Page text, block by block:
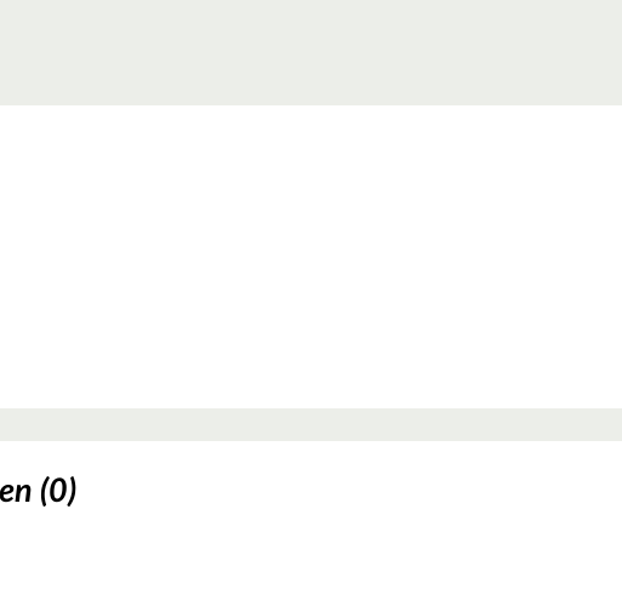
(0)